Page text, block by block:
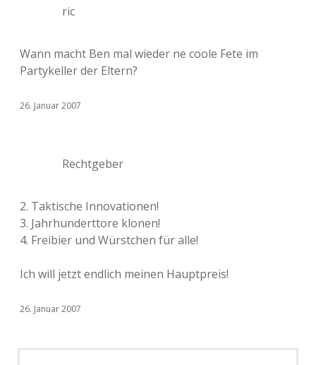
ric
Wann macht Ben mal wieder ne coole Fete im
Partykeller der Eltern?
26. Januar 2007
Rechtgeber
2. Taktische Innovationen!
3. Jahrhunderttore klonen!
4. Freibier und Würstchen für alle!
Ich will jetzt endlich meinen Hauptpreis!
26. Januar 2007